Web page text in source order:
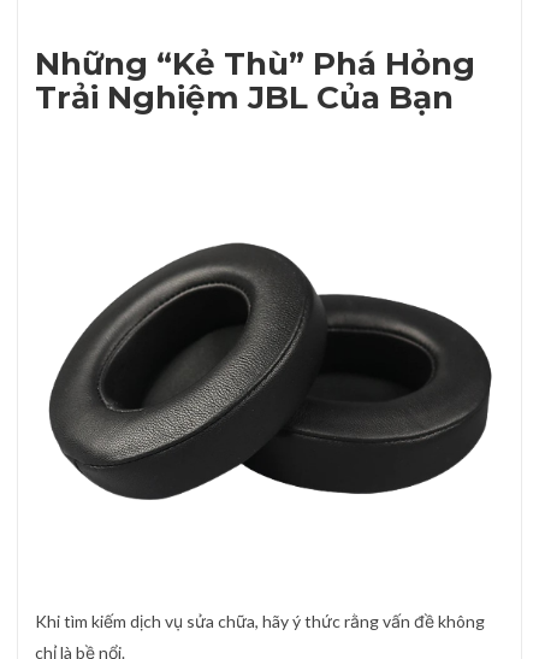
Những “Kẻ Thù” Phá Hỏng
Trải Nghiệm JBL Của Bạn
Khi tìm kiếm dịch vụ sửa chữa, hãy ý thức rằng vấn đề không
chỉ là bề nổi.